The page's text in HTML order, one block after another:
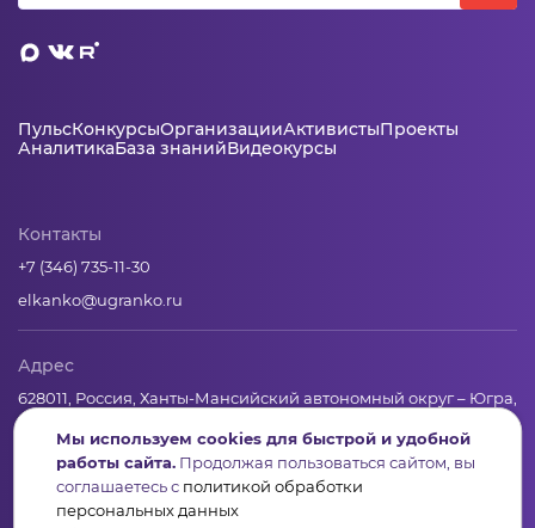
ПульсКонкурсыОрганизацииАктивистыПроекты
АналитикаБаза знанийВидеокурсы
Контакты
+7 (346) 735-11-30
elkanko@ugranko.ru
Адрес
628011, Россия, Ханты-Мансийский автономный округ – Югра,
г. Ханты-Мансийск, ул. Светлая 36
Юридическая информация
Мы используем cookies для быстрой и удобной
работы сайта. Продолжая пользоваться сайтом, вы
соглашаетесь с политикой обработки
персональных данных